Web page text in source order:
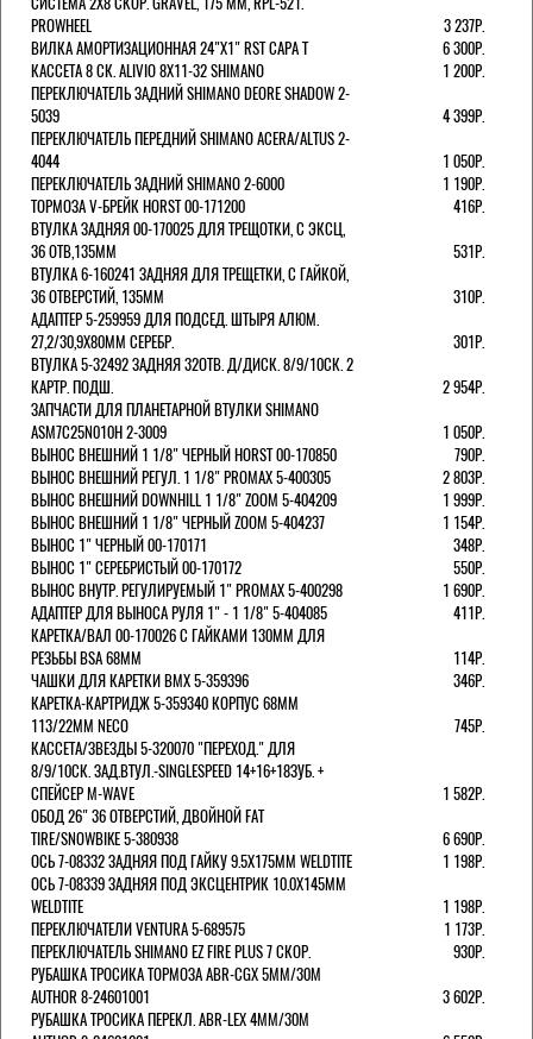
PROWHEEL
3 237Р.
ВИЛКА АМОРТИЗАЦИОННАЯ 24"Х1" RST CAPA Т
6 300Р.
КАССЕТА 8 СК. ALIVIO 8Х11-32 SHIMANO
1 200Р.
ПЕРЕКЛЮЧАТЕЛЬ ЗАДНИЙ SHIMANO DEORE SHADOW 2-
5039
4 399Р.
ПЕРЕКЛЮЧАТЕЛЬ ПЕРЕДНИЙ SHIMANO ACERA/ALTUS 2-
4044
1 050Р.
ПЕРЕКЛЮЧАТЕЛЬ ЗАДНИЙ SHIMANO 2-6000
1 190Р.
ТОРМОЗА V-БРЕЙК HORST 00-171200
416Р.
ВТУЛКА ЗАДНЯЯ 00-170025 ДЛЯ ТРЕЩОТКИ, С ЭКСЦ,
36 ОТВ,135ММ
531Р.
ВТУЛКА 6-160241 ЗАДНЯЯ ДЛЯ ТРЕЩЕТКИ, С ГАЙКОЙ,
36 ОТВЕРСТИЙ, 135ММ
310Р.
АДАПТЕР 5-259959 ДЛЯ ПОДСЕД. ШТЫРЯ АЛЮМ.
27,2/30,9Х80ММ СЕРЕБР.
301Р.
ВТУЛКА 5-32492 ЗАДНЯЯ 32ОТВ. Д/ДИСК. 8/9/10СК. 2
КАРТР. ПОДШ.
2 954Р.
ЗАПЧАСТИ ДЛЯ ПЛАНЕТАРНОЙ ВТУЛКИ SHIMANO
ASM7C25N010H 2-3009
1 050Р.
ВЫНОС ВНЕШНИЙ 1 1/8" ЧЕРНЫЙ HORST 00-170850
790Р.
ВЫНОС ВНЕШНИЙ РЕГУЛ. 1 1/8" PROMAX 5-400305
2 803Р.
ВЫНОС ВНЕШНИЙ DOWNHILL 1 1/8" ZOOM 5-404209
1 999Р.
ВЫНОС ВНЕШНИЙ 1 1/8" ЧЕРНЫЙ ZOOM 5-404237
1 154Р.
ВЫНОС 1" ЧЕРНЫЙ 00-170171
348Р.
ВЫНОС 1" СЕРЕБРИСТЫЙ 00-170172
550Р.
ВЫНОС ВНУТР. РЕГУЛИРУЕМЫЙ 1" PROMAX 5-400298
1 690Р.
АДАПТЕР ДЛЯ ВЫНОСА РУЛЯ 1" - 1 1/8" 5-404085
411Р.
КАРЕТКА/ВАЛ 00-170026 С ГАЙКАМИ 130ММ ДЛЯ
РЕЗЬБЫ BSA 68ММ
114Р.
ЧАШКИ ДЛЯ КАРЕТКИ BMX 5-359396
346Р.
КАРЕТКА-КАРТРИДЖ 5-359340 КОРПУС 68ММ
113/22ММ NECO
745Р.
КАССЕТА/ЗВЕЗДЫ 5-320070 "ПЕРЕХОД." ДЛЯ
8/9/10СК. ЗАД.ВТУЛ.-SINGLESPEED 14+16+18ЗУБ. +
СПЕЙСЕР M-WAVE
1 582Р.
ОБОД 26" 36 ОТВЕРСТИЙ, ДВОЙНОЙ FAT
TIRE/SNOWBIKE 5-380938
6 690Р.
ОСЬ 7-08332 ЗАДНЯЯ ПОД ГАЙКУ 9.5Х175ММ WELDTITE
1 198Р.
ОСЬ 7-08339 ЗАДНЯЯ ПОД ЭКСЦЕНТРИК 10.0Х145ММ
WELDTITE
1 198Р.
ПЕРЕКЛЮЧАТЕЛИ VENTURA 5-689575
1 173Р.
ПЕРЕКЛЮЧАТЕЛЬ SHIMANO EZ FIRE PLUS 7 СКОР.
930Р.
РУБАШКА ТРОСИКА ТОРМОЗА ABR-CGX 5MM/30M
AUTHOR 8-24601001
3 602Р.
РУБАШКА ТРОСИКА ПЕРЕКЛ. ABR-LEX 4MM/30M